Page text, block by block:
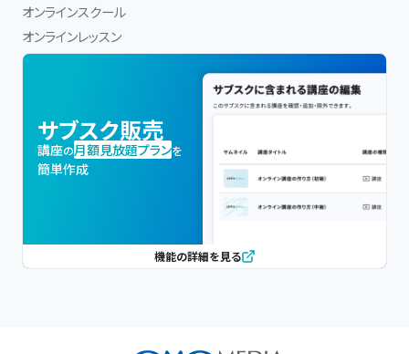
オンラインスクール
オンラインレッスン
サブスク販売
講座の月額見放題プランを
簡単作成
機能の詳細を見る